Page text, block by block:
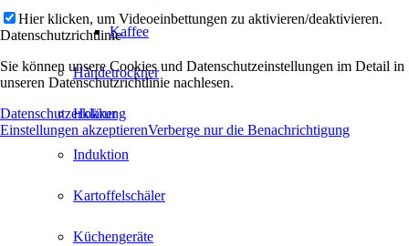
Kaffee
Händetrockner
Hokker
Induktion
Kartoffelschäler
Küchengeräte
Hier klicken, um Videoeinbettungen zu aktivieren/deaktivieren.
Datenschutzrichtlinie
Sie können unsere Cookies und Datenschutzeinstellungen im Detail in
unseren Datenschutzrichtlinie nachlesen.
Datenschutzerklärung
Einstellungen akzeptierenVerberge nur die Benachrichtigung